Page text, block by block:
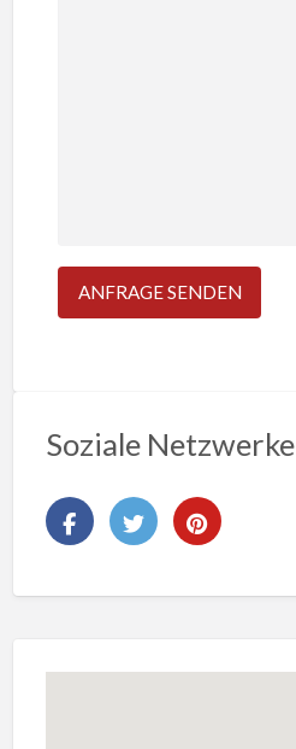
Soziale Netzwerke